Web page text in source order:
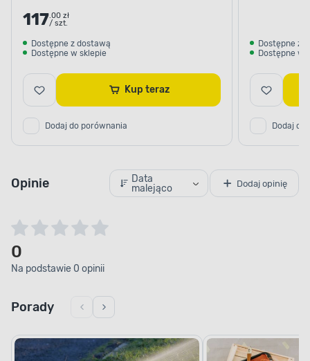
117.00 zł
/ szt.
Dostępne z dostawą
Dostępne w sklepie
Kup teraz
Dodaj do porównania
Dostępne z
Dostępne w
Dodaj do
Opinie
Data
malejąco
Dodaj opinię
0
Na podstawie 0 opinii
Porady